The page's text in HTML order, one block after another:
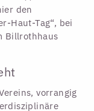
den
Haut-Tag“, bei
Billrothhaus
vorrangig